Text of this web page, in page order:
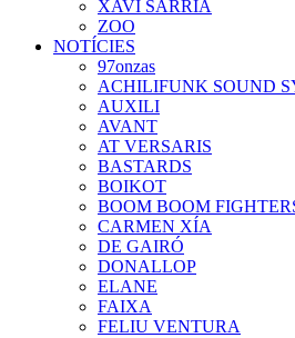
XAVI SARRIÀ
ZOO
NOTÍCIES
97onzas
ACHILIFUNK SOUND
AUXILI
AVANT
AT VERSARIS
BASTARDS
BOIKOT
BOOM BOOM
CARMEN XÍA
DE GAIRÓ
DONALLOP
ELANE
FAIXA
FELIU VENTURA